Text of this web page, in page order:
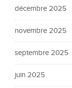
décembre 2025
novembre 2025
septembre 2025
juin 2025